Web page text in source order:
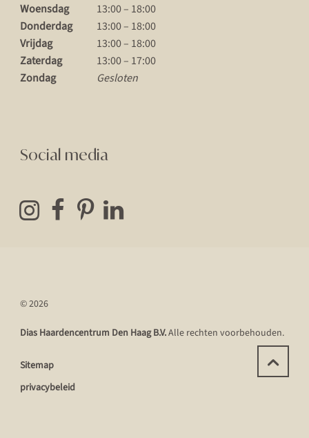
Woensdag
13:00 – 18:00
Donderdag
13:00 – 18:00
Vrijdag
13:00 – 18:00
Zaterdag
13:00 – 17:00
Zondag
Gesloten
Social media
© 2026
Dias Haardencentrum Den Haag B.V.Alle rechten voorbehouden.
Sitemap
privacybeleid